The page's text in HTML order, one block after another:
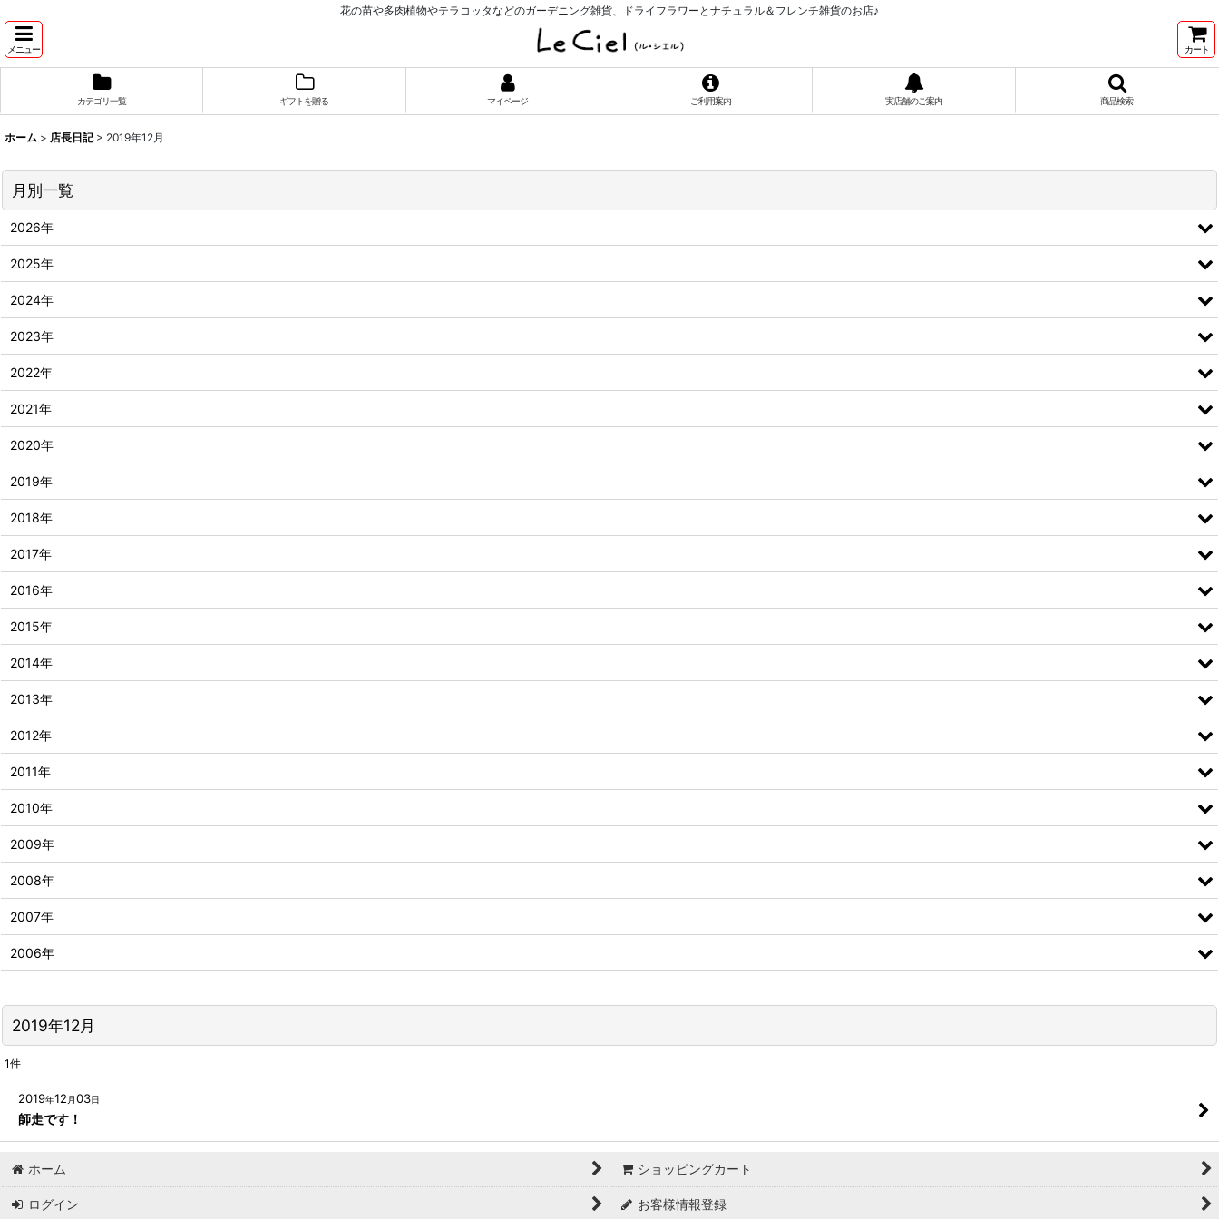
花の苗や多肉植物やテラコッタなどのガーデニング雑貨、ドライフラワーとナチュラル＆フレンチ雑貨のお店♪
メニュー カート
カテゴリ一覧 ギフトを贈る マイページ ご利用案内 実店舗のご案内 商品検索
ホーム > 店長日記 > 2019年12月
2019年12月
1件
2019年12 月03日
師走です！
月別一覧
2026年
2025年
2024年
2023年
2022年
2021年
2020年
2019年
2018年
2017年
2016年
2015年
2014年
2013年
2012年
2011年
2010年
2009年
2008年
2007年
2006年
ホーム ショッピングカート
ログイン お客様情報登録